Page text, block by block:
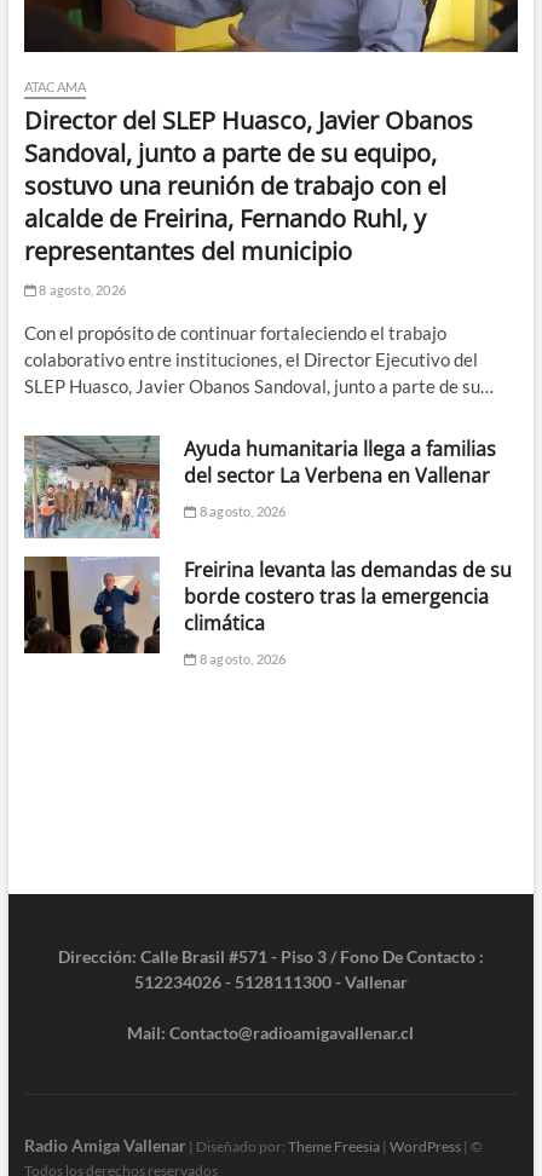
ATACAMA
Director del SLEP Huasco, Javier Obanos
Sandoval, junto a parte de su equipo,
sostuvo una reunión de trabajo con el
alcalde de Freirina, Fernando Ruhl, y
representantes del municipio
8 agosto, 2026
Con el propósito de continuar fortaleciendo el trabajo
colaborativo entre instituciones, el Director Ejecutivo del
SLEP Huasco, Javier Obanos Sandoval, junto a parte de su…
Ayuda humanitaria llega a familias
del sector La Verbena en Vallenar
8 agosto, 2026
Freirina levanta las demandas de su
borde costero tras la emergencia
climática
8 agosto, 2026
Dirección: Calle Brasil #571 - Piso 3 / Fono De Contacto :
512234026 - 5128111300 - Vallenar
Mail: Contacto@radioamigavallenar.cl
Radio Amiga Vallenar| Diseñado por: Theme Freesia| WordPress| ©
Todos los derechos reservados